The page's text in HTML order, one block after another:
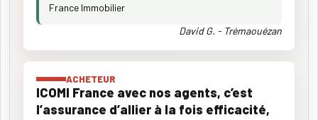
France Immobilier
David G. - Trémaouézan
ACHETEUR
ICOMI France avec nos agents, c’est
l’assurance d’allier à la fois efficacité,